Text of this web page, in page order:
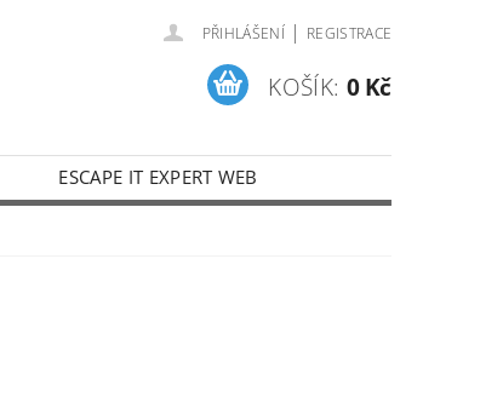
PŘIHLÁŠENÍ | REGISTRACE
KOŠÍK: 0 Kč
ESCAPE IT EXPERT WEB